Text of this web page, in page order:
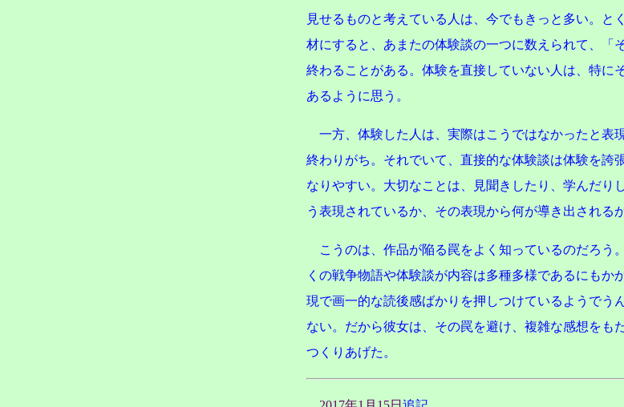
見せるものと考えている人は、今でもきっと多い。と
材にすると、あまたの体験談の一つに数えられて、「
終わることがある。体験を直接していない人は、特に
あるように思う。
一方、体験した人は、実際はこうではなかったと表
終わりがち。それでいて、直接的な体験談は体験を誇
なりやすい。大切なことは、見聞きしたり、学んだり
う表現されているか、その表現から何が導き出されるか
こうのは、作品が陥る罠をよく知っているのだろう
くの戦争物語や体験談が内容は多種多様であるにもか
現で画一的な読後感ばかりを押しつけているようでう
ない。だから彼女は、その罠を避け、複雑な感想をも
つくりあげた。